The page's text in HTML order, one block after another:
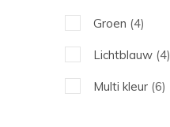
Groen (4)
Lichtblauw (4)
Multi kleur (6)